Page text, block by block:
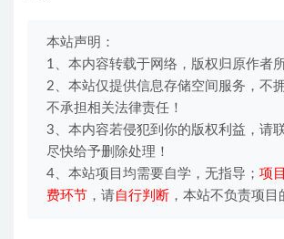
本站声明：
1、本内容转载于网络，版权归原作者
2、本站仅提供信息存储空间服务，不
不承担相关法律责任！
3、本内容若侵犯到你的版权利益，请
尽快给予删除处理！
4、本站项目均需要自学，无指导； 项
费环节 ，请自行判断 ，本站不负责项目